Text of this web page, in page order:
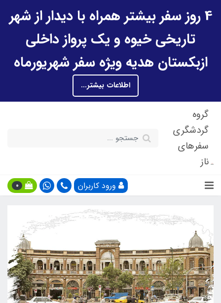
4 روز سفر بیشتر همراه با دیدار از شهر
تاریخی خیوه و یک پرواز داخلی
ازبکستان هدیه ویژه سفر شهریورماه
اطلاعات بیشتر...
گروه
گردشگری
سفرهای
ناز
ورود کاربران 0